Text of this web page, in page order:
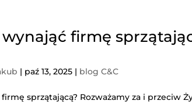
firmę
| paź 13, 2025 | blog C&C
sprzątającą? Rozważamy za i przeciw